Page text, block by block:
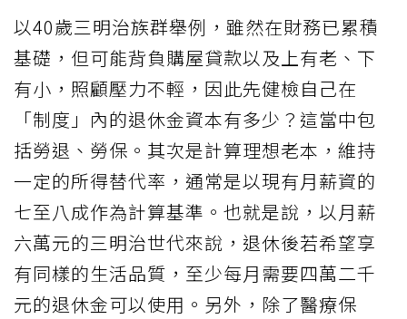
以40歲三明治族群舉例，雖然在財務已累積
基礎，但可能背負購屋貸款以及上有老、下
有小，照顧壓力不輕，因此先健檢自己在
「制度」內的退休金資本有多少？這當中包
括勞退、勞保。其次是計算理想老本，維持
一定的所得替代率，通常是以現有月薪資的
七至八成作為計算基準。也就是說，以月薪
六萬元的三明治世代來說，退休後若希望享
有同樣的生活品質，至少每月需要四萬二千
元的退休金可以使用。另外，除了醫療保